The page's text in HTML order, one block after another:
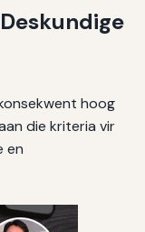
hoog
die kriteria vir
en